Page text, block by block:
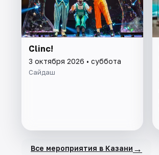
Clinc!
3 октября 2026 • суббота
Сайдаш
Все мероприятия в Казани →